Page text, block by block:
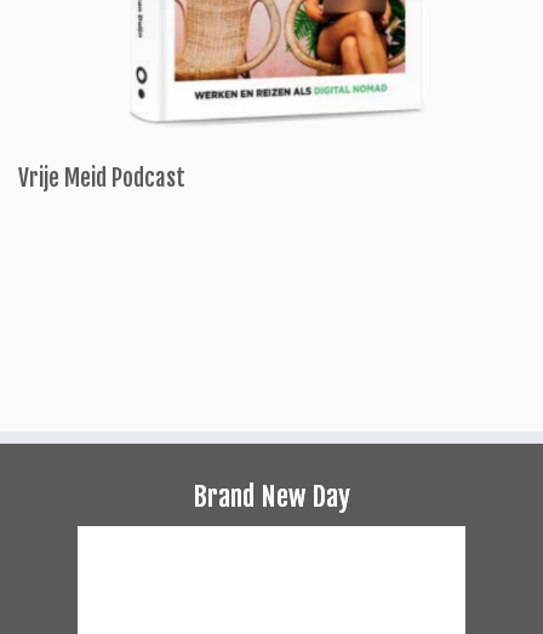
Vrije Meid Podcast
Brand New Day